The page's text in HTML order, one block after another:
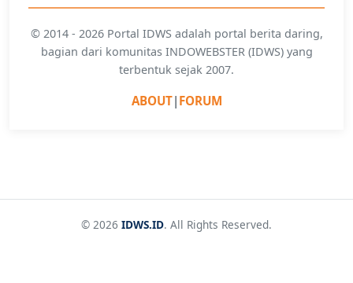
© 2014 - 2026 Portal IDWS adalah portal berita daring,
bagian dari komunitas INDOWEBSTER (IDWS) yang
terbentuk sejak 2007.
ABOUT| FORUM
© 2026 IDWS.ID. All Rights Reserved.